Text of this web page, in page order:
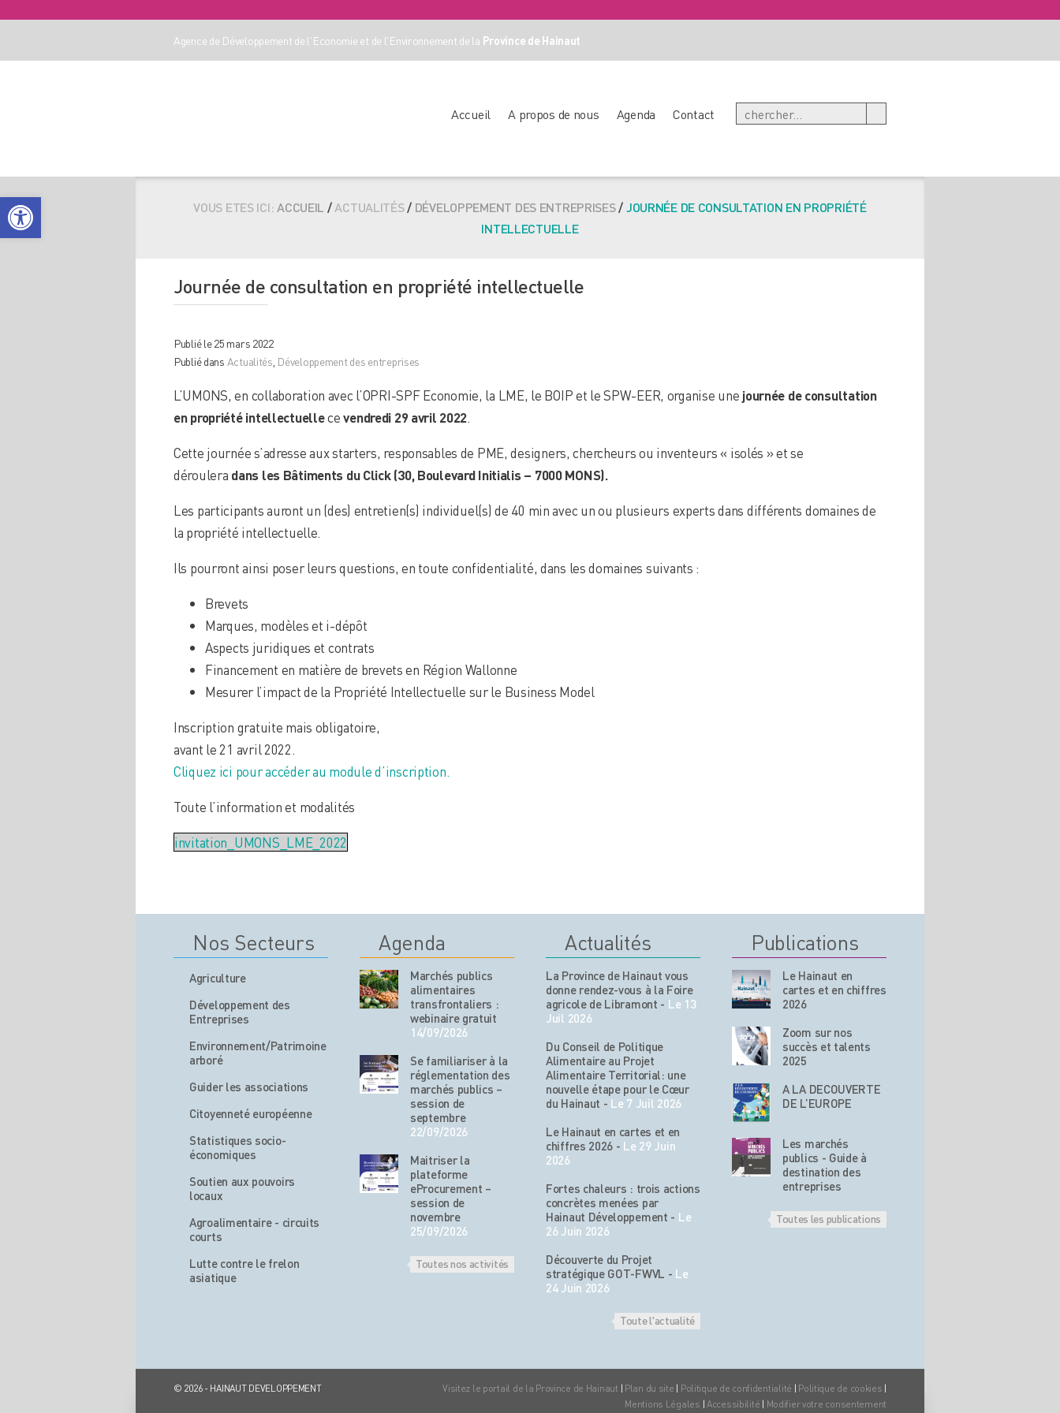
Agence de Développement de l'Economie et de l'Environnement de la Province de Hainaut
Accueil A propos de nous Agenda Contact
VOUS ETES ICI:ACCUEIL /ACTUALITÉS/ DÉVELOPPEMENT DES ENTREPRISES/JOURNÉE DE CONSULTATION EN PROPRIÉTÉ
INTELLECTUELLE
Journée de consultation en propriété intellectuelle
Publié le 25 mars 2022
Publié dans Actualités Développement des entreprises
L’UMONS, en collaboration avec l’OPRI-SPF Economie, la LME, le BOIP et le SPW-EER, organise une journée de consultation
en propriété intellectuellecevendredi 29 avril 2022.
Cette journée s’adresse aux starters, responsables de PME, designers, chercheurs ou inventeurs « isolés » et se
déroulera dans les Bâtiments du Click (30, Boulevard Initialis – 7000 MONS).
Les participants auront un (des) entretien(s) individuel(s) de 40 min avec un ou plusieurs experts dans différents domaines de
la propriété intellectuelle.
Ils pourront ainsi poser leurs questions, en toute confidentialité, dans les domaines suivants :
Brevets
Marques, modèles et i-dépôt
Aspects juridiques et contrats
Financement en matière de brevets en Région Wallonne
Mesurer l’impact de la Propriété Intellectuelle sur le Business Model
Inscription gratuite mais obligatoire,
avant le 21 avril 2022.
Cliquez ici pour accéder au module d’inscription.
Toute l’information et modalités
invitation_UMONS_LME_2022
Nos Secteurs
Agriculture
Développement des
Entreprises
Environnement/Patrimoine
arboré
Guider les associations
Citoyenneté européenne
Statistiques socio-
économiques
Soutien aux pouvoirs
locaux
Agroalimentaire - circuits
courts
Lutte contre le frelon
asiatique
Agenda
Marchés publics
alimentaires
transfrontaliers :
webinaire gratuit
14/09/2026
Se familiariser à la
réglementation des
marchés publics –
session de
septembre
22/09/2026
Maitriser la
plateforme
eProcurement –
session de
novembre
25/09/2026
Toutes nos activités
Actualités
La Province de Hainaut vous
donne rendez-vous à la Foire
agricole de Libramont - Le 13
Juil 2026
Du Conseil de Politique
Alimentaire au Projet
Alimentaire Territorial: une
nouvelle étape pour le Cœur
du Hainaut - Le 7 Juil 2026
Le Hainaut en cartes et en
chiffres 2026 - Le 29 Juin
2026
Fortes chaleurs : trois actions
concrètes menées par
Hainaut Développement - Le
26 Juin 2026
Découverte du Projet
stratégique GOT-FWVL - Le
24 Juin 2026
Toute l'actualité
Publications
Le Hainaut en
cartes et en chiffres
2026
Zoom sur nos
succès et talents
2025
A LA DECOUVERTE
DE L’EUROPE
Les marchés
publics - Guide à
destination des
entreprises
Toutes les publications
© 2026 - HAINAUT DEVELOPPEMENT Visitez le portail de la Province de Hainaut | Plan du site | Politique de confidentialité | Politique de cookies |
Mentions Légales | Accessibilité | Modifier votre consentement
Ouvrir la barre d’outils